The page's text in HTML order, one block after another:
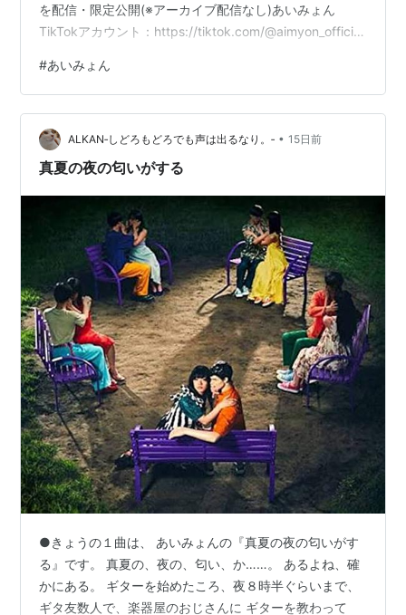
を配信・限定公開(※アーカイブ配信なし)あいみょん
TikTokアカウント：https://tiktok.com/@aimyon_official
みょんのオールナイトニッポンGOLD』※2023年4月から
月1で金曜22時を担当今月の放送は8月7日(金) 22:00～
24:00パーソナリティ：あいみょん▸その他のラジオゲス
ト・コメント出演 TV放送予定音楽…
#あいみょん
ALKAN‐しどろもどろでも声は出るなり。‐ • 15日前
真夏の夜の匂いがする
●きょうの１曲は、 あいみょんの『真夏の夜の匂いがす
る』です。 真夏の、夜の、匂い、か……。 あるよね、確
かにある。 ギターを始めたころ、夜８時半ぐらいまで、
ギタ友数人で、楽器屋のおじさんに ギターを教わって